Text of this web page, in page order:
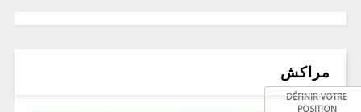
مراكش
DÉFINIR VOTRE
POSITION